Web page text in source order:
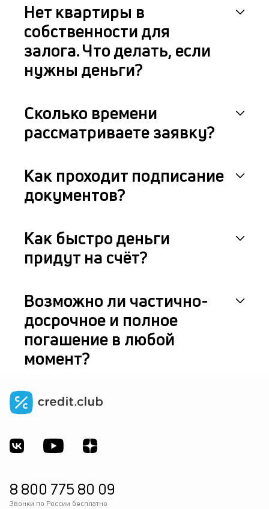
Нет квартиры в
собственности для
залога. Что делать, если
нужны деньги?
Сколько времени
рассматриваете заявку?
Как проходит подписание
документов?
Как быстро деньги
придут на счёт?
Возможно ли частично-
досрочное и полное
погашение в любой
момент?
8 800 775 80 09
Звонки по России бесплатно